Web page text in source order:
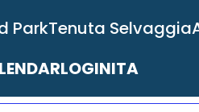
ParkTenuta Selvaggia
LOGINITA